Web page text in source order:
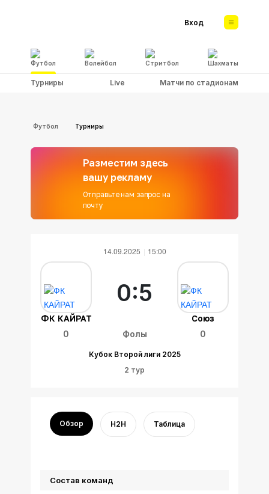
Футбол Волейбол Стритбол Шахматы
Вход
Турниры Live Матчи по стадионам
Футбол Турниры
Разместим здесь
вашу рекламу
Отправьте нам запрос на
почту
14.09.2025 15:00
ФК КАЙРАТ Союз
0:5
Кубок Второй лиги 2025
2 тур
Фолы
0 0
Обзор H2H Таблица
Состав команд